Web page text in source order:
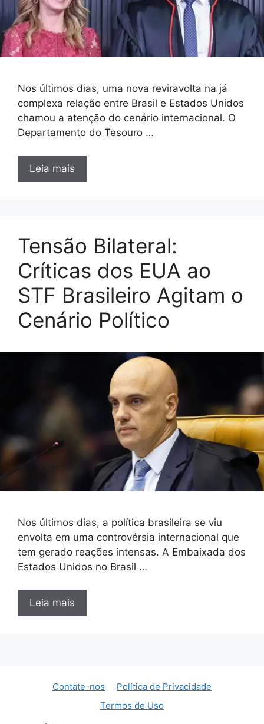
Nos últimos dias, uma nova reviravolta na já
complexa relação entre Brasil e Estados Unidos
chamou a atenção do cenário internacional. O
Departamento do Tesouro …
Leia mais
Tensão Bilateral:
Críticas dos EUA ao
STF Brasileiro Agitam o
Cenário Político
Nos últimos dias, a política brasileira se viu
envolta em uma controvérsia internacional que
tem gerado reações intensas. A Embaixada dos
Estados Unidos no Brasil …
Leia mais
Contate-nos
Política de Privacidade
Termos de Uso